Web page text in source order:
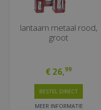
lantaarn metaal rood,
groot
€ 26,99
MEER INFORMATIE
BESTEL DIRECT